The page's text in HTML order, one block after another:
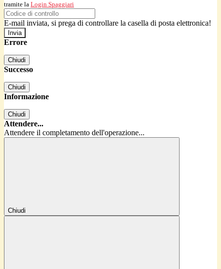
tramite la Login Spaggiari
E-mail inviata, si prega di controllare la casella di posta elettronica!
Errore
Chiudi
Successo
Chiudi
Informazione
Chiudi
Attendere...
Attendere il completamento dell'operazione...
Chiudi